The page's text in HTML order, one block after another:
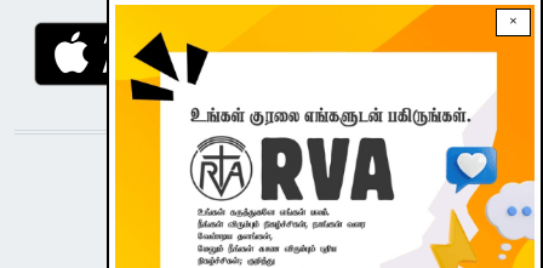
×
STAY CONNECTED WITH US!